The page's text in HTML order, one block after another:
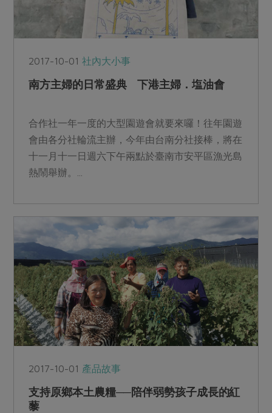
2017-10-01社內大小事
南方主婦的日常盛典 下港主婦．塩油會
合作社一年一度的大型園遊會就要來囉！往年園遊
會由各分社輪流主辦，今年由台南分社接棒，將在
十一月十一日週六下午兩點於臺南市安平區漁光島
熱鬧舉辦。...
2017-10-01 產品故事
支持原鄉本土農糧──陪伴弱勢孩子成長的紅
藜